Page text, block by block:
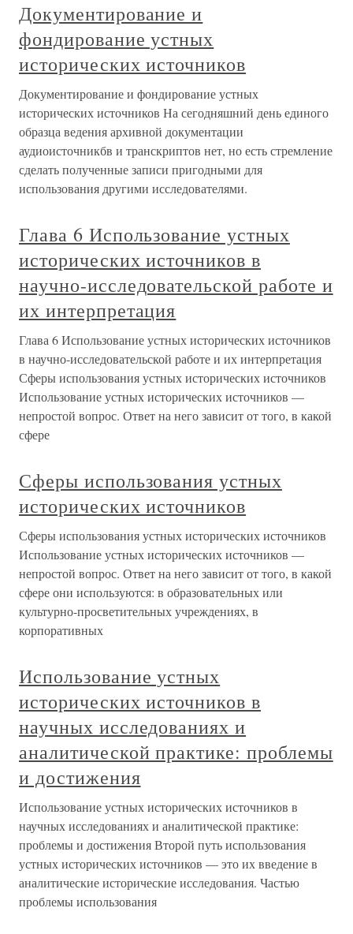
Документирование и
фондирование устных
исторических источников
Документирование и фондирование устных
исторических источников На сегодняшний день единого
образца ведения архивной документации
аудиоисточникбв и транскриптов нет, но есть стремление
сделать полученные записи пригодными для
использования другими исследователями.
Глава 6 Использование устных
исторических источников в
научно-исследовательской работе и
их интерпретация
Глава 6 Использование устных исторических источников
в научно-исследовательской работе и их интерпретация
Сферы использования устных исторических источников
Использование устных исторических источников —
непростой вопрос. Ответ на него зависит от того, в какой
сфере
Сферы использования устных
исторических источников
Сферы использования устных исторических источников
Использование устных исторических источников —
непростой вопрос. Ответ на него зависит от того, в какой
сфере они используются: в образовательных или
культурно-просветительных учреждениях, в
корпоративных
Использование устных
исторических источников в
научных исследованиях и
аналитической практике: проблемы
и достижения
Использование устных исторических источников в
научных исследованиях и аналитической практике:
проблемы и достижения Второй путь использования
устных исторических источников — это их введение в
аналитические исторические исследования. Частью
проблемы использования